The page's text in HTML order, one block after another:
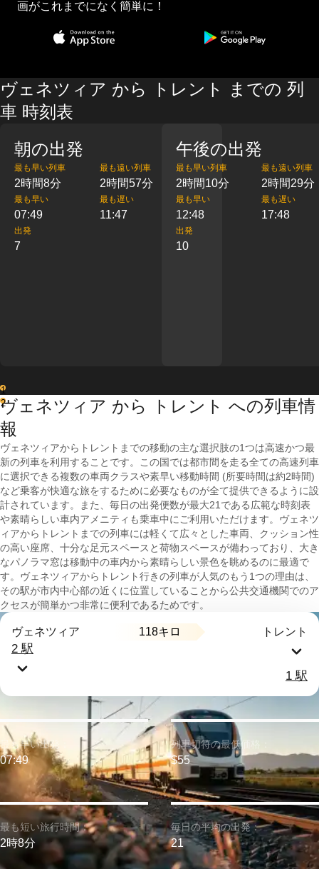
画がこれまでになく簡単に！
ヴェネツィア から トレント までの 列
車 時刻表
朝の出発
最も早い列車
2時間8分
最も遠い列車
2時間57分
最も早い
07:49
最も遅い
11:47
出発
7
午後の出発
最も早い列車
2時間10分
最も遠い列車
2時間29分
最も早い
12:48
最も遅い
17:48
出発
10
1
2
ヴェネツィア から トレント への列車情
報
ヴェネツィアからトレントまでの移動の主な選択肢の1つは高速かつ最
新の列車を利用することです。この国では都市間を走る全ての高速列車
に選択できる複数の車両クラスや素早い移動時間 (所要時間は約2時間)
など乗客が快適な旅をするために必要なものが全て提供できるように設
計されています。また、毎日の出発便数が最大21である広範な時刻表
や素晴らしい車内アメニティも乗車中にご利用いただけます。ヴェネツ
ィアからトレントまでの列車には軽くて広々とした車両、クッション性
の高い座席、十分な足元スペースと荷物スペースが備わっており、大き
なパノラマ窓は移動中の車内から素晴らしい景色を眺めるのに最適で
す。ヴェネツィアからトレント行きの列車が人気のもう1つの理由は、
その駅が市内中心部の近くに位置していることから公共交通機関でのア
クセスが簡単かつ非常に便利であるためです。
ヴェネツィア 118キロ トレント
2 駅
1 駅
最も短い旅行時間：
2時8分
最も早い出発：
07:49
列車切符の最低価格：
$55
毎日の平均の出発：
21